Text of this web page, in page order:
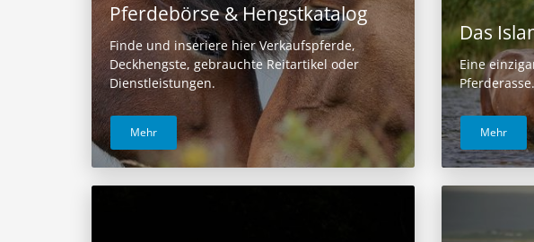
Pferdebörse & Hengstkatalog
Finde und inseriere hier Verkaufspferde,
Deckhengste, gebrauchte Reitartikel oder
Dienstleistungen.
Mehr
Das
Eine
Pferderasse.
Mehr